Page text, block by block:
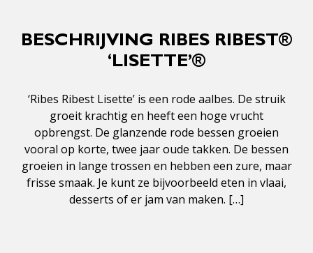
BESCHRIJVING RIBES RIBEST®
‘LISETTE’®
‘Ribes Ribest Lisette’ is een rode aalbes. De struik
groeit krachtig en heeft een hoge vrucht
opbrengst. De glanzende rode bessen groeien
vooral op korte, twee jaar oude takken. De bessen
groeien in lange trossen en hebben een zure, maar
frisse smaak. Je kunt ze bijvoorbeeld eten in vlaai,
desserts of er jam van maken. […]